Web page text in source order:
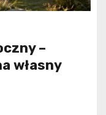
–
własny